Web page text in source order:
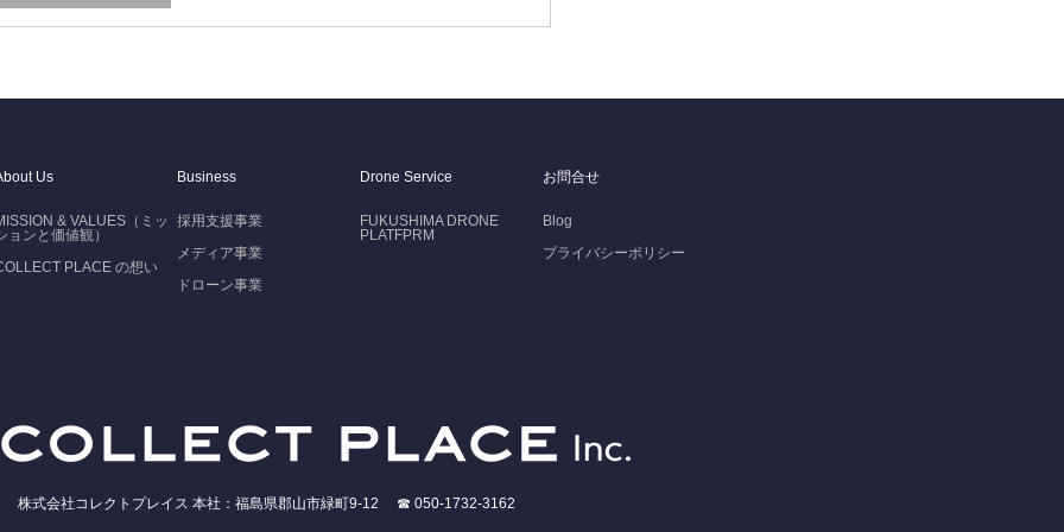
Us
& VALUES（ミッ
ョンと価値観）
PLACE の想い
Business
採用支援事業
メディア事業
ドローン事業
Drone Service
FUKUSHIMA DRONE
PLATFPRM
お問合せ
Blog
プライバシーポリシー
株式会社コレクトプレイス 本社：福島県郡山市緑町9-12 ☎ 050-1732-3162